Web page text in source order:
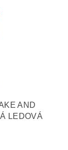
AND
LEDOVÁ